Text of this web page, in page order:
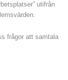
utifrån
frågor att samtala